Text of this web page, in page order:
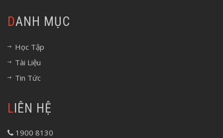
DANH MỤC
Học Tập
Tài Liệu
Tin Tức
LIÊN HỆ
1900 8130